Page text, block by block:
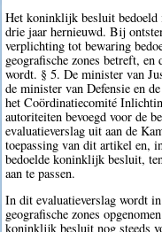
Het koninklijk besluit bedoeld
drie jaar hernieuwd. Bij
verplichting tot bewaring
geografische zones betreft,
wordt. § 5. De minister van
de minister van Defensie en
het Coördinatiecomité
autoriteiten bevoegd voor de
evaluatieverslag uit aan de
toepassing van dit artikel en,
bedoelde koninklijk besluit,
aan te passen.
In dit evaluatieverslag wordt
geografische zones
koninklijk besluit nog steeds